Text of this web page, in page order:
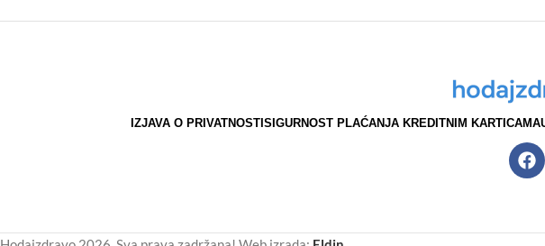
IZJAVA O PRIVATNOSTI SIGURNOST PLAĆANJA KREDITNIM KARTICAMA